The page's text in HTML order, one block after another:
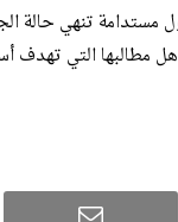
تنهي حالة
التي تهدف